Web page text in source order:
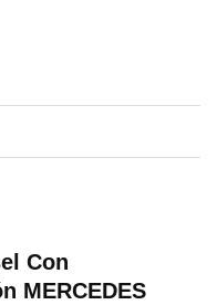
Con
MERCEDES